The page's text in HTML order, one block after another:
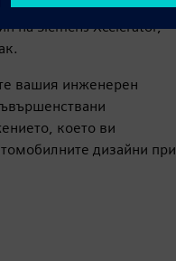
на Siemens Xcelerator,
вашия инженерен
което ви
дизайни при